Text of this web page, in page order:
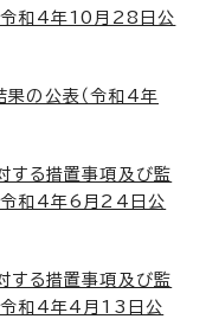
令和4年10月28日公
果の公表（令和4年
する措置事項及び監
令和4年6月24日公
する措置事項及び監
令和4年4月13日公